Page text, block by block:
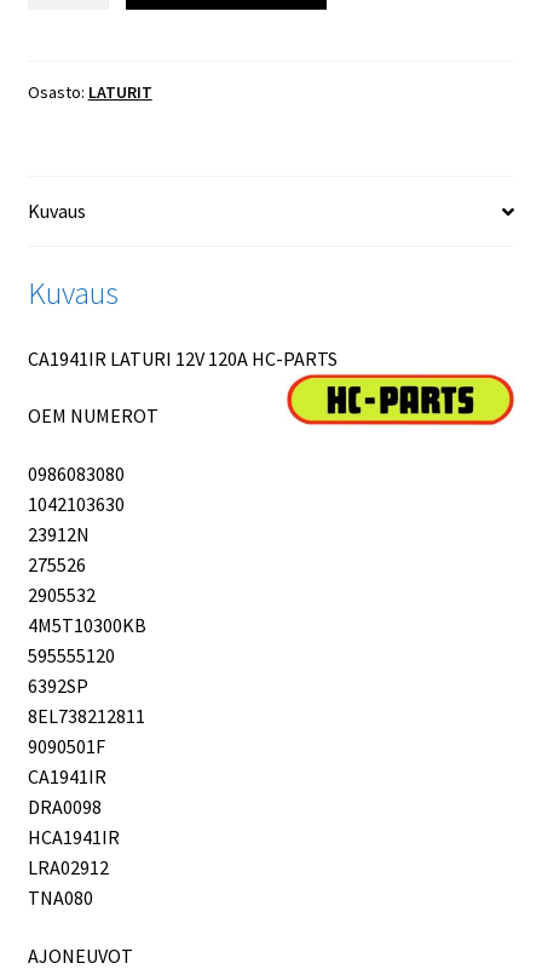
HC-
Osasto: LATURIT
Kuvaus
Kuvaus
CA1941IR LATURI 12V 120A HC-PARTS
OEM NUMEROT
0986083080
1042103630
23912N
275526
2905532
4M5T10300KB
595555120
6392SP
8EL738212811
9090501F
CA1941IR
DRA0098
HCA1941IR
LRA02912
TNA080
AJONEUVOT